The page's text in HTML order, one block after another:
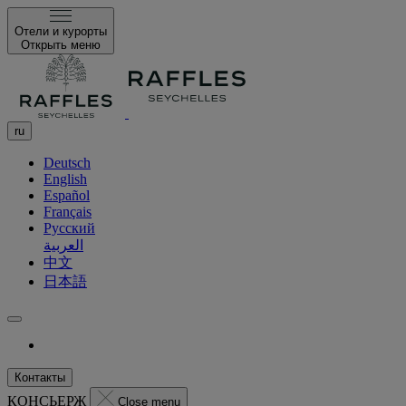
Отели и курорты
Открыть меню
ru
Deutsch
English
Español
Français
Русский
العربية
中文
日本語
Контакты
КОНСЬЕРЖ Close menu